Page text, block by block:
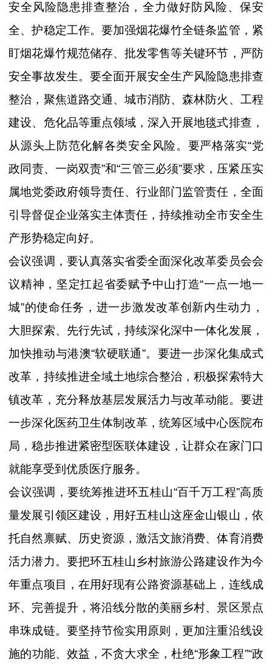
安全风险隐患排查整治，全力做好防风险、保安
全、护稳定工作。要加强烟花爆竹全链条监管，紧
盯烟花爆竹规范储存、批发零售等关键环节，严防
安全事故发生。要全面开展安全生产风险隐患排查
整治，聚焦道路交通、城市消防、森林防火、工程
建设、危化品等重点领域，深入开展地毯式排查，
从源头上防范化解各类安全风险。要严格落实“党
政同责、一岗双责”和“三管三必须”要求，压紧压实
属地党委政府领导责任、行业部门监管责任，全面
引导督促企业落实主体责任，持续推动全市安全生
产形势稳定向好。
会议强调，要认真落实省委全面深化改革委员会会
议精神，坚定扛起省委赋予中山打造“一点一地一
城”的使命任务，进一步激发改革创新内生动力，
大胆探索、先行先试，持续深化深中一体化发展，
加快推动与港澳“软硬联通”。要进一步深化集成式
改革，持续推进全域土地综合整治，积极探索特大
镇改革，充分释放基层发展活力与改革动能。要进
一步深化医药卫生体制改革，统筹区域中心医院布
局，稳步推进紧密型医联体建设，让群众在家门口
就能享受到优质医疗服务。
会议强调，要统筹推进环五桂山“百千万工程”高质
量发展引领区建设，用好五桂山这座金山银山，依
托自然禀赋、历史资源，激活文旅消费、体育消费
活力潜力。要把环五桂山乡村旅游公路建设作为今
年重点项目，在用好现有公路资源基础上，连线成
环、完善提升，将沿线分散的美丽乡村、景区景点
串珠成链。要坚持节俭实用原则，更加注重沿线设
施的功能、效益，不贪大求全，杜绝“形象工程”“政